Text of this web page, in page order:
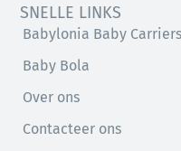
SNELLE LINKS
Babylonia Baby Carriers
Baby Bola
Over ons
Contacteer ons